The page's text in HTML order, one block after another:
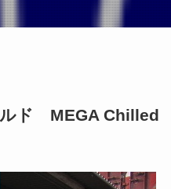
ド MEGA Chilled